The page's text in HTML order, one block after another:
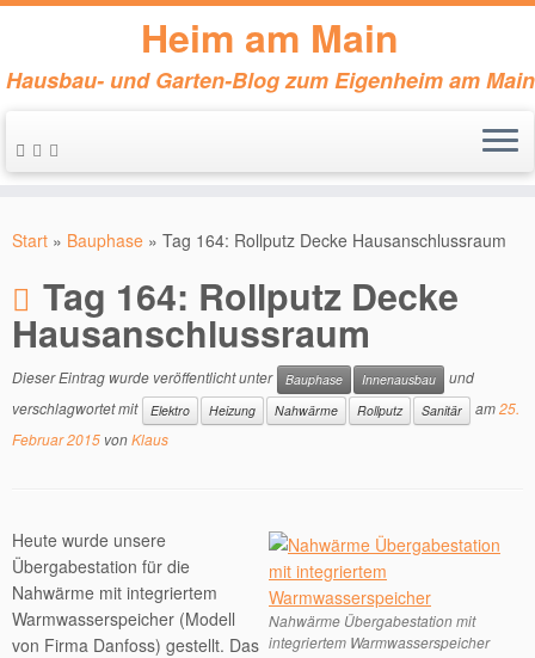
Inhalt
Heim am Main
Hausbau- und Garten-Blog zum Eigenheim am Main
Start » Bauphase » Tag 164: Rollputz Decke Hausanschlussraum
Tag 164: Rollputz Decke
Hausanschlussraum
Dieser Eintrag wurde veröffentlicht unter Bauphase Innenausbau
und
verschlagwortet mit
Elektro Heizung Nahwärme Rollputz Sanitär am25.
Februar 2015 vonKlaus
Nahwärme Übergabestation mit
integriertem Warmwasserspeicher
Heute wurde unsere
Übergabestation für die
Nahwärme mit integriertem
Warmwasserspeicher (Modell
von Firma Danfoss) gestellt. Das